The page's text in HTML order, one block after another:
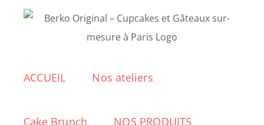
Passer
ACCUEIL Nos ateliers
Cake Brunch NOS PRODUITS